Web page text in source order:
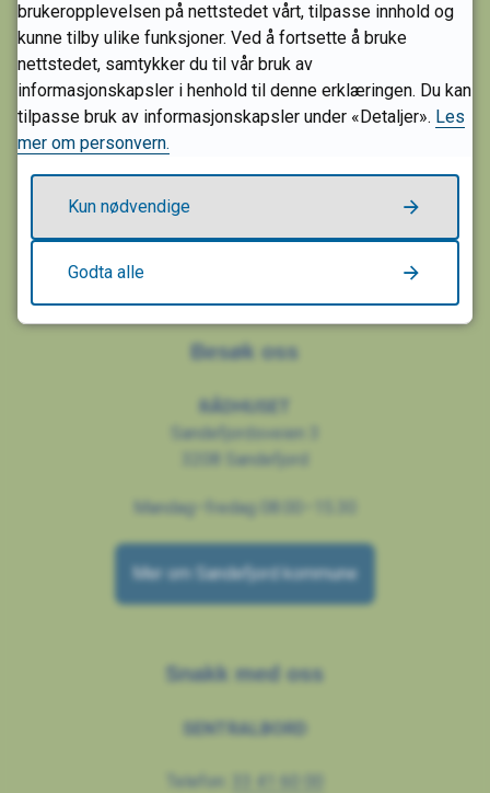
SANDEFJORD KOMMUNE
Postboks 2025
3202 Sandefjord
post@sandefjord.kommune.no
Send sikker melding
Organisasjonsnummer/EHF: 916 882 807
Besøk oss
RÅDHUSET
Sandefjordsveien 3
3208 Sandefjord
Mandag–fredag 08.00–15.30
Mer om Sandefjord kommune
Snakk med oss
SENTRALBORD
Telefon:
brukeropplevelsen på nettstedet vårt, tilpasse innhold og
kunne tilby ulike funksjoner. Ved å fortsette å bruke
nettstedet, samtykker du til vår bruk av
informasjonskapsler i henhold til denne erklæringen. Du kan
tilpasse bruk av informasjonskapsler under «Detaljer». Les
mer om personvern.
Kun nødvendige
Godta alle